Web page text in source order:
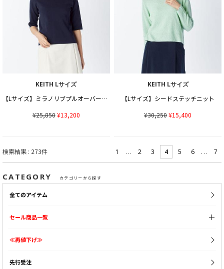
KEITH Lサイズ
【Lサイズ】ミラノリブプルオーバーニット
¥25,850¥13,200
KEITH Lサイズ
【Lサイズ】シードステッチニット
¥30,250¥15,400
検索結果 : 273件 1 ... 2 3 4 5 6 ... 7
CATEGORY カテゴリーから探す
全てのアイテム
セール商品一覧
≪再値下げ≫
先行受注